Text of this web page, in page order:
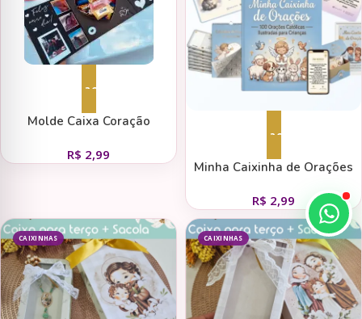
Adicionar ao carrinho
Molde Caixa Coração
R$ 2,99
Adicionar ao carrinho
Minha Caixinha de Orações
R$ 2,99
CAIXINHAS CAIXINHAS